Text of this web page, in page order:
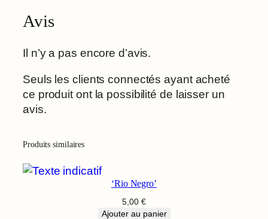
h
t
c
u
s
Avis
Il n’y a pas encore d’avis.
Seuls les clients connectés ayant acheté
ce produit ont la possibilité de laisser un
avis.
Produits similaires
‘Rio Negro’
5,00 €
Ajouter au panier